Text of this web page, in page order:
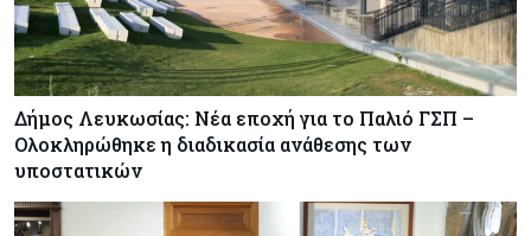
Πετρέλαιο: Υποχωρούν και πάλι οι τιμές μετά τη
συμφωνία Ιράν-Ομάν για τα Στενά του Ορμούζ –
Κοντά στα $79 το Brent
Δήμος Λευκωσίας: Νέα εποχή για το Παλιό ΓΣΠ –
Ολοκληρώθηκε η διαδικασία ανάθεσης των
υποστατικών